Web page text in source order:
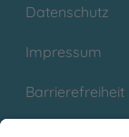
Datenschutz
Impressum
Barrierefreiheit